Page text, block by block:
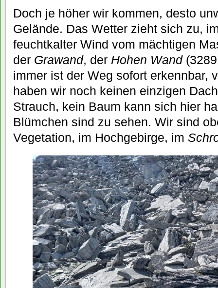
Doch je höher wir kommen, desto
Gelände. Das Wetter zieht sich zu,
feuchtkalter Wind vom mächtigen
der Grawand, der Hohen Wand(3289
immer ist der Weg sofort erkennbar,
haben wir noch keinen einzigen
Strauch, kein Baum kann sich hier
Blümchen sind zu sehen. Wir sind
Vegetation, im Hochgebirge, im